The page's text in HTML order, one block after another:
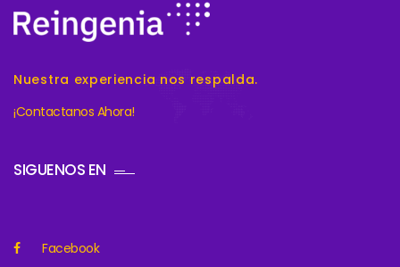
Nuestra experiencia nos respalda.
¡Contactanos Ahora!
SIGUENOS EN
Facebook